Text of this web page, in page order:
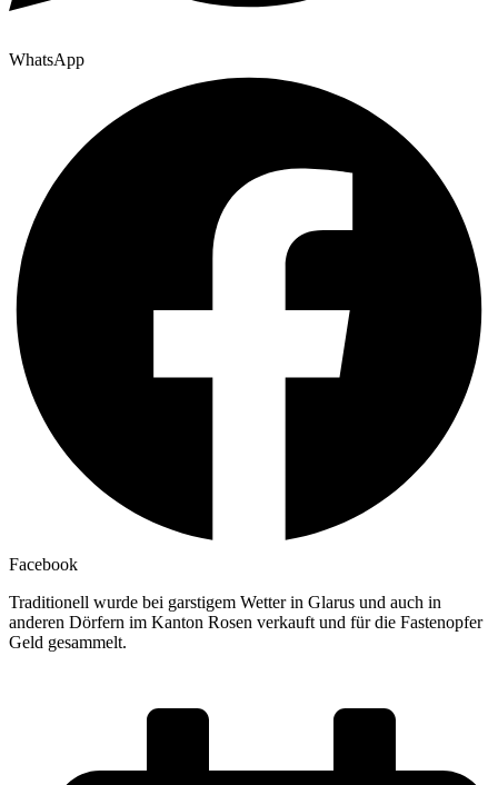
WhatsApp
Facebook
Traditionell wurde bei garstigem Wetter in Glarus und auch in
anderen Dörfern im Kanton Rosen verkauft und für die Fastenopfer
Geld gesammelt.